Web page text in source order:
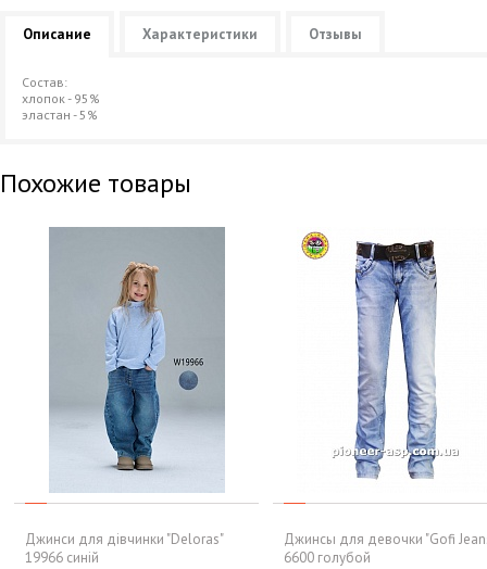
Описание Характеристики Отзывы
Состав:
хлопок - 95%
эластан - 5%
Похожие товары
Джинси для дівчинки "Deloras"
19966 синій
Джинсы для девочки "Gofi
6600 голубой